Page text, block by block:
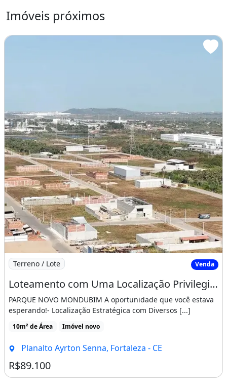
Imóveis próximos
Imagem: Loteamento com Uma Localização Privilegiada
Terreno / Lote Venda
Loteamento com Uma Localização Privilegiada Às Margens do Anel Viário
PARQUE NOVO MONDUBIM A oportunidade que você estava
esperando!- Localização Estratégica com Diversos [...]
10m² de Área Imóvel novo
Planalto Ayrton Senna, Fortaleza - CE
R$89.100